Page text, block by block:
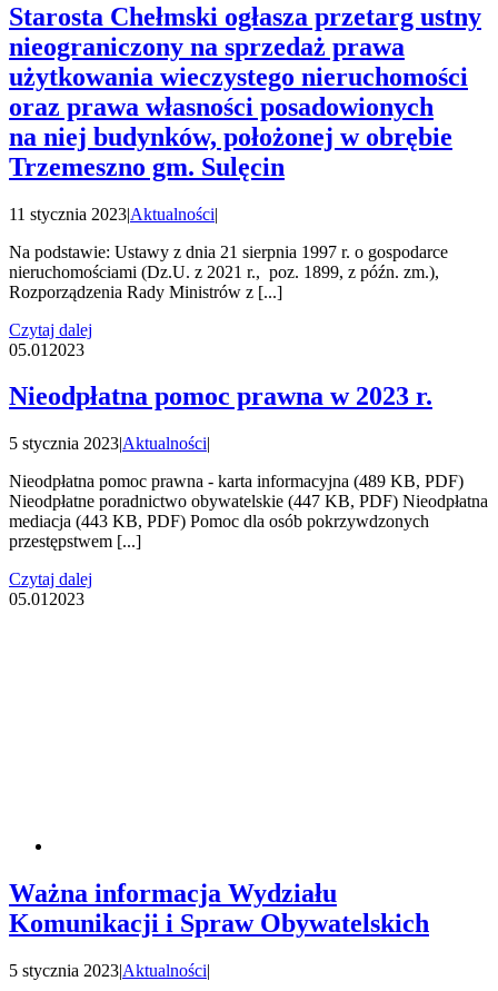
Starosta Chełmski ogłasza przetarg ustny
nieograniczony na sprzedaż prawa
użytkowania wieczystego nieruchomości
oraz prawa własności posadowionych
na niej budynków, położonej w obrębie
Trzemeszno gm. Sulęcin
11 stycznia 2023|Aktualności|
Na podstawie: Ustawy z dnia 21 sierpnia 1997 r. o gospodarce
nieruchomościami (Dz.U. z 2021 r., poz. 1899, z późn. zm.),
Rozporządzenia Rady Ministrów z [...]
Czytaj dalej
05.01 2023
Nieodpłatna pomoc prawna w 2023 r.
5 stycznia 2023|Aktualności|
Nieodpłatna pomoc prawna - karta informacyjna (489 KB, PDF)
Nieodpłatne poradnictwo obywatelskie (447 KB, PDF) Nieodpłatna
mediacja (443 KB, PDF) Pomoc dla osób pokrzywdzonych
przestępstwem [...]
Czytaj dalej
05.01 2023
Ważna informacja Wydziału
Komunikacji i Spraw Obywatelskich
5 stycznia 2023|Aktualności|